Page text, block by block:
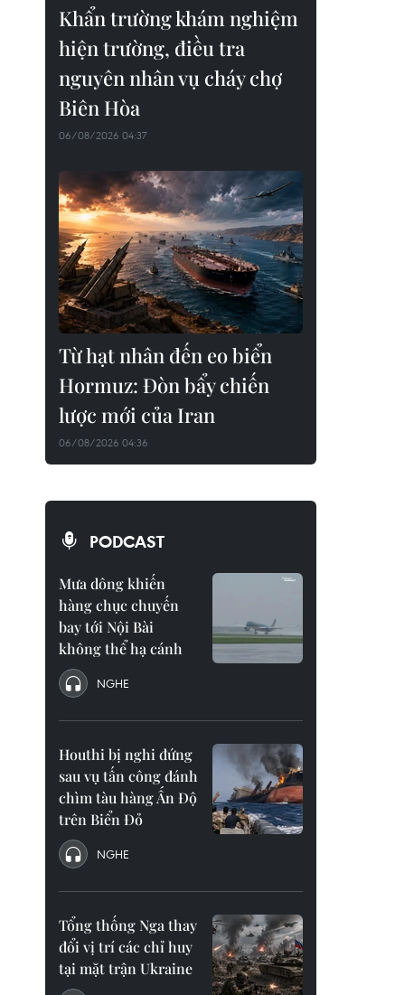
Khẩn trường khám nghiệm
hiện trường, điều tra
nguyên nhân vụ cháy chợ
Biên Hòa
06/08/2026 04:37
Từ hạt nhân đến eo biển
Hormuz: Đòn bẩy chiến
lược mới của Iran
06/08/2026 04:36
PODCAST
Mưa dông khiến
hàng chục chuyến
bay tới Nội Bài
không thể hạ cánh
NGHE
Houthi bị nghi đứng
sau vụ tấn công đánh
chìm tàu hàng Ấn Độ
trên Biển Đỏ
NGHE
Tổng thống Nga thay
đổi vị trí các chỉ huy
tại mặt trận Ukraine